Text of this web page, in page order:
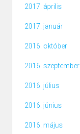
2017. április
2017. január
2016. október
2016. szeptember
2016. július
2016. június
2016. május